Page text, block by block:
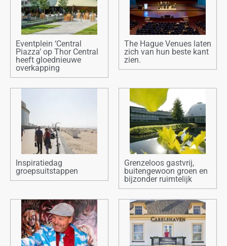
Eventplein ‘Central
Piazza’ op Thor Central
heeft gloednieuwe
overkapping
The Hague Venues laten
zich van hun beste kant
zien.
Inspiratiedag
groepsuitstappen
Grenzeloos gastvrij,
buitengewoon groen en
bijzonder ruimtelijk